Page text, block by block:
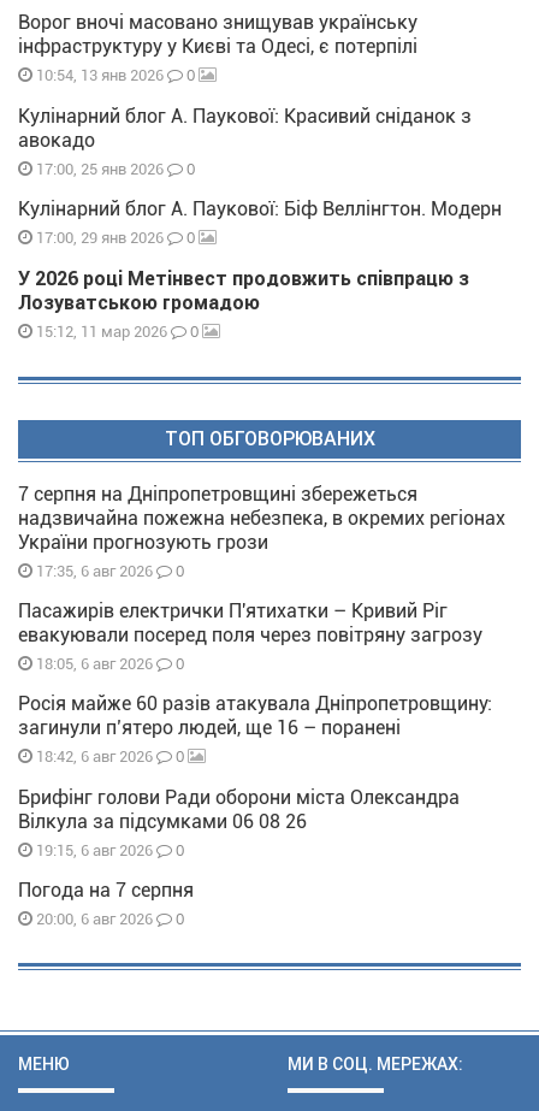
Ворог вночі масовано знищував українську
інфраструктуру у Києві та Одесі, є потерпілі
10:54, 13 янв 2026 0
Кулінарний блог А. Паукової: Красивий сніданок з
авокадо
17:00, 25 янв 2026 0
Кулінарний блог А. Паукової: Біф Веллінгтон. Модерн
17:00, 29 янв 2026 0
У 2026 році Метінвест продовжить співпрацю з
Лозуватською громадою
15:12, 11 мар 2026 0
ТОП ОБГОВОРЮВАНИХ
7 серпня на Дніпропетровщині збережеться
надзвичайна пожежна небезпека, в окремих регіонах
України прогнозують грози
17:35, 6 авг 2026 0
Пасажирів електрички П'ятихатки – Кривий Ріг
евакуювали посеред поля через повітряну загрозу
18:05, 6 авг 2026 0
Росія майже 60 разів атакувала Дніпропетровщину:
загинули п’ятеро людей, ще 16 – поранені
18:42, 6 авг 2026 0
Брифінг голови Ради оборони міста Олександра
Вілкула за підсумками 06 08 26
19:15, 6 авг 2026 0
Погода на 7 серпня
20:00, 6 авг 2026 0
МЕНЮ МИ В СОЦ. МЕРЕЖАХ: